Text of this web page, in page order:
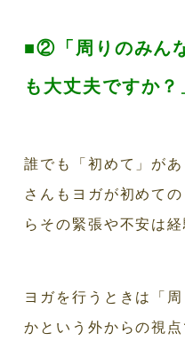
■②「周りのみん
も大丈夫ですか？
誰でも「初めて」が
さんもヨガが初めて
らその緊張や不安は経
ヨガを行うときは「
かという外からの視